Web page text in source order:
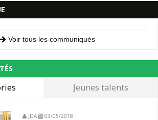
Voir tous les communiqués
Jeunes talents
JDA 03/05/2018